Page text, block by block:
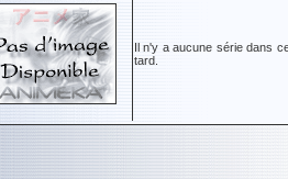
Il n'y a aucune série dans
tard.